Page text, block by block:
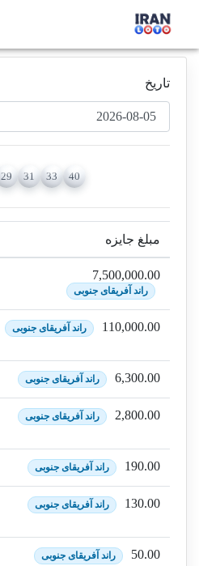
تاریخ
29 31 33 40
مبلغ جایزه
7,500,000.00
راند آفریقای جنوبی
110,000.00 راند آفریقای جنوبی
6,300.00 راند آفریقای جنوبی
2,800.00 راند آفریقای جنوبی
190.00 راند آفریقای جنوبی
130.00 راند آفریقای جنوبی
50.00 راند آفریقای جنوبی